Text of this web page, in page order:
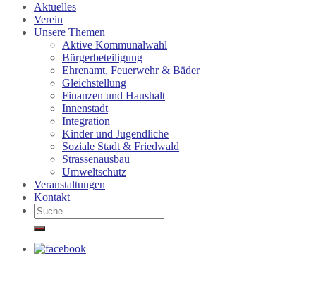
Aktuelles
Verein
Unsere Themen
Aktive Kommunalwahl
Bürgerbeteiligung
Ehrenamt, Feuerwehr & Bäder
Gleichstellung
Finanzen und Haushalt
Innenstadt
Integration
Kinder und Jugendliche
Soziale Stadt & Friedwald
Strassenausbau
Umweltschutz
Veranstaltungen
Kontakt